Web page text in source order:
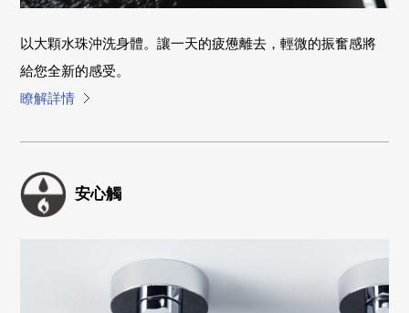
以大顆水珠沖洗身體。讓一天的疲憊離去，輕微的振奮感將
給您全新的感受。
瞭解詳情
安心觸